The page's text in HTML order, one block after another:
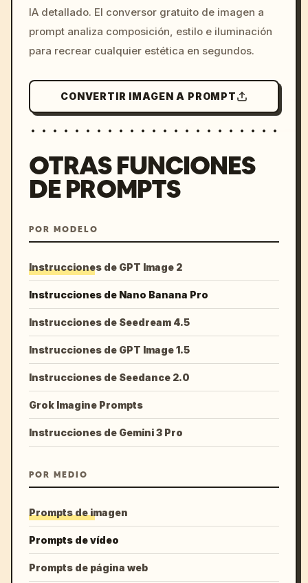
colors, 8k --v 6.0
IA detallado. El conversor gratuito de imagen a
prompt analiza composición, estilo e iluminación
para recrear cualquier estética en segundos.
CONVERTIR IMAGEN A PROMPT
OTRAS FUNCIONES
DE PROMPTS
POR MODELO
Instrucciones de GPT Image 2
Instrucciones de Nano Banana Pro
Instrucciones de Seedream 4.5
Instrucciones de GPT Image 1.5
Instrucciones de Seedance 2.0
Grok Imagine Prompts
Instrucciones de Gemini 3 Pro
POR MEDIO
Prompts de imagen
Prompts de vídeo
Prompts de página web